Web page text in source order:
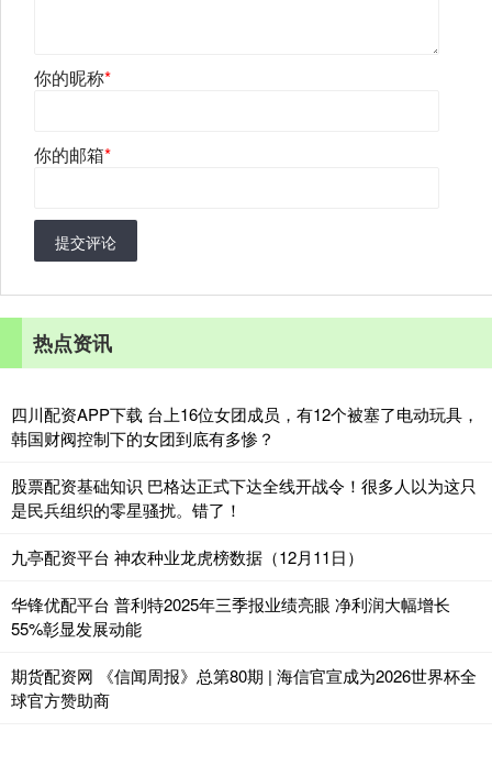
你的昵称*
你的邮箱*
提交评论
热点资讯
四川配资APP下载 台上16位女团成员，有12个被塞了电动玩具，
韩国财阀控制下的女团到底有多惨？
股票配资基础知识 巴格达正式下达全线开战令！很多人以为这只
是民兵组织的零星骚扰。错了！
九亭配资平台 神农种业龙虎榜数据（12月11日）
华锋优配平台 普利特2025年三季报业绩亮眼 净利润大幅增长
55%彰显发展动能
期货配资网 《信闻周报》总第80期 | 海信官宣成为2026世界杯全
球官方赞助商